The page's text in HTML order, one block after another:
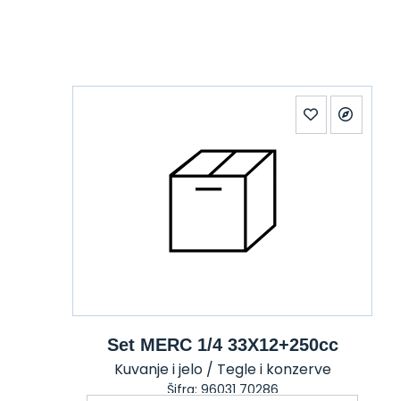
Set MERC 1/4 33X12+250cc
Kuvanje i jelo / Tegle i konzerve
Šifra: 96031 70286